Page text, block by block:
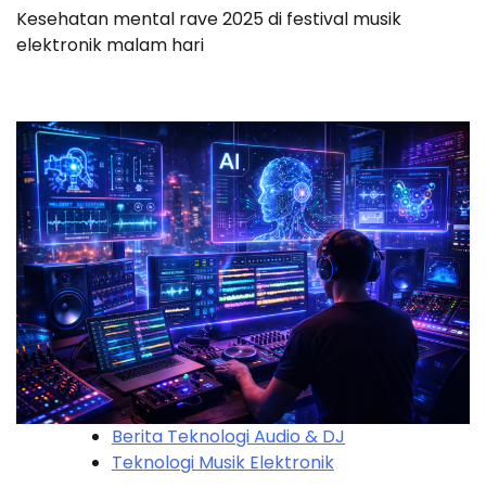
Kesehatan mental rave 2025 di festival musik
elektronik malam hari
Berita Teknologi Audio & DJ
Teknologi Musik Elektronik